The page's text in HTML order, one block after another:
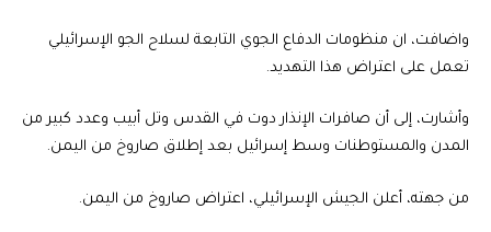
واضافت، ان منظومات الدفاع الجوي التابعة لسلاح الجو الإسرائيلي
تعمل على اعتراض هذا التهديد.
وأشارت، إلى أن صافرات الإنذار دوت في القدس وتل أبيب وعدد كبير من
المدن والمستوطنات وسط إسرائيل بعد إطلاق صاروخ من اليمن.
من جهته، أعلن الجيش الإسرائيلي، اعتراض صاروخ من اليمن.